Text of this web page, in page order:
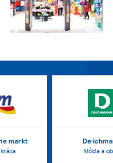
markt
Móda a